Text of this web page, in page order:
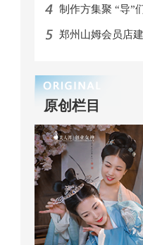
制作方集聚 “导”
郑州山姆会员店
原创栏目